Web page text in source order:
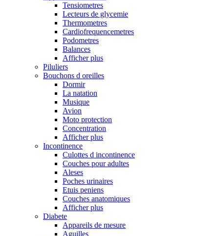
Tensiometres
Lecteurs de glycemie
Thermometres
Cardiofrequencemetres
Podometres
Balances
Afficher plus
Piluliers
Bouchons d oreilles
Dormir
La natation
Musique
Avion
Moto protection
Concentration
Afficher plus
Incontinence
Culottes d incontinence
Couches pour adultes
Aleses
Poches urinaires
Etuis peniens
Couches anatomiques
Afficher plus
Diabete
Appareils de mesure
Aguilles